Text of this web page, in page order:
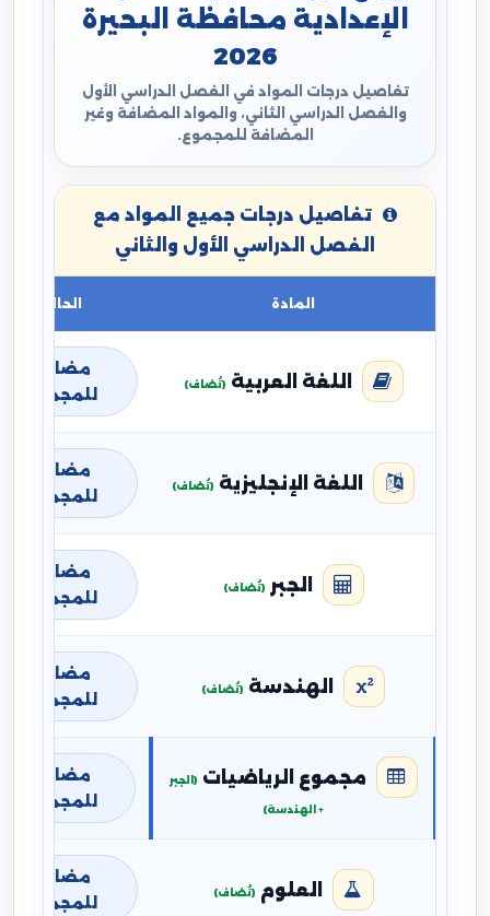
الإعدادية محافظة البحيرة
2026
تفاصيل درجات المواد في الفصل الدراسي الأول
والفصل الدراسي الثاني، والمواد المضافة وغير
المضافة للمجموع.
تفاصيل درجات جميع المواد مع
الفصل الدراسي الأول والثاني
المادة الحالة
اللغة العربية (تُضاف)
مضافة
للمجموع
اللغة الإنجليزية (تُضاف)
مضافة
للمجموع
الجبر (تُضاف)
مضافة
للمجموع
الهندسة (تُضاف)
مضافة
للمجموع
مجموع الرياضيات (الجبر
+ الهندسة)
مضافة
للمجموع
العلوم (تُضاف)
مضافة
للمجموع